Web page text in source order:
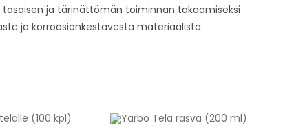
ja tärinättömän toiminnan takaamiseksi
ja korroosionkestävästä materiaalista